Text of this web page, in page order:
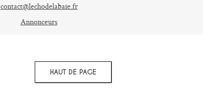
contact@lechodelabaie.fr
Annonceurs
HAUT DE PAGE